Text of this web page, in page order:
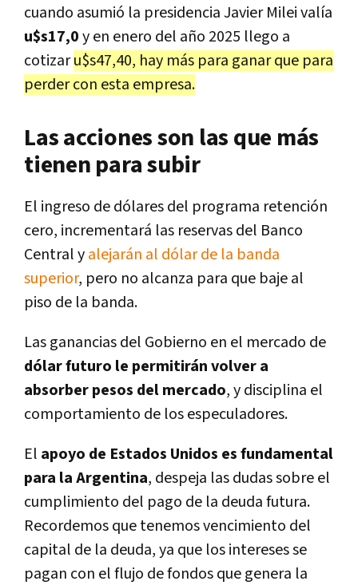
cuando asumió la presidencia Javier Milei valía
u$s17,0y en enero del año 2025 llego a
cotizaru$s47,40, hay más para ganar que para
perder con esta empresa.
Las acciones son las que más
tienen para subir
El ingreso de dólares del programa retención
cero, incrementará las reservas del Banco
Central yalejarán al dólar de la banda
superior, pero no alcanza para que baje al
piso de la banda.
Las ganancias del Gobierno en el mercado de
dólar futuro le permitirán volver a
absorber pesos del mercado, y disciplina el
comportamiento de los especuladores.
El apoyo de Estados Unidos es fundamental
para la Argentina, despeja las dudas sobre el
cumplimiento del pago de la deuda futura.
Recordemos que tenemos vencimiento del
capital de la deuda, ya que los intereses se
pagan con el flujo de fondos que genera la